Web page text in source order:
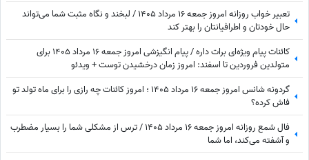
تعبیر خواب روزانه امروز جمعه 16 مرداد 1405 / لبخند و نگاه مثبت شما می‌تواند
حال خودتان و اطرافیانتان را بهتر کند
کائنات پیام ویژه‌ای برات داره / پیام انگیزشی امروز جمعه 16 مرداد 1405 برای
متولدین فروردین تا اسفند: امروز زمان درخشیدن توست + ویدئو
گردونه شانس امروز جمعه 16 مرداد 1405 ؛ امروز کائنات چه رازی را برای ماه تولد تو
فاش کرده؟
فال شمع روزانه امروز جمعه 16 مرداد 1405 / ترس از مشکلی شما را بسیار مضطرب
و آشفته می‌کند، اما شما